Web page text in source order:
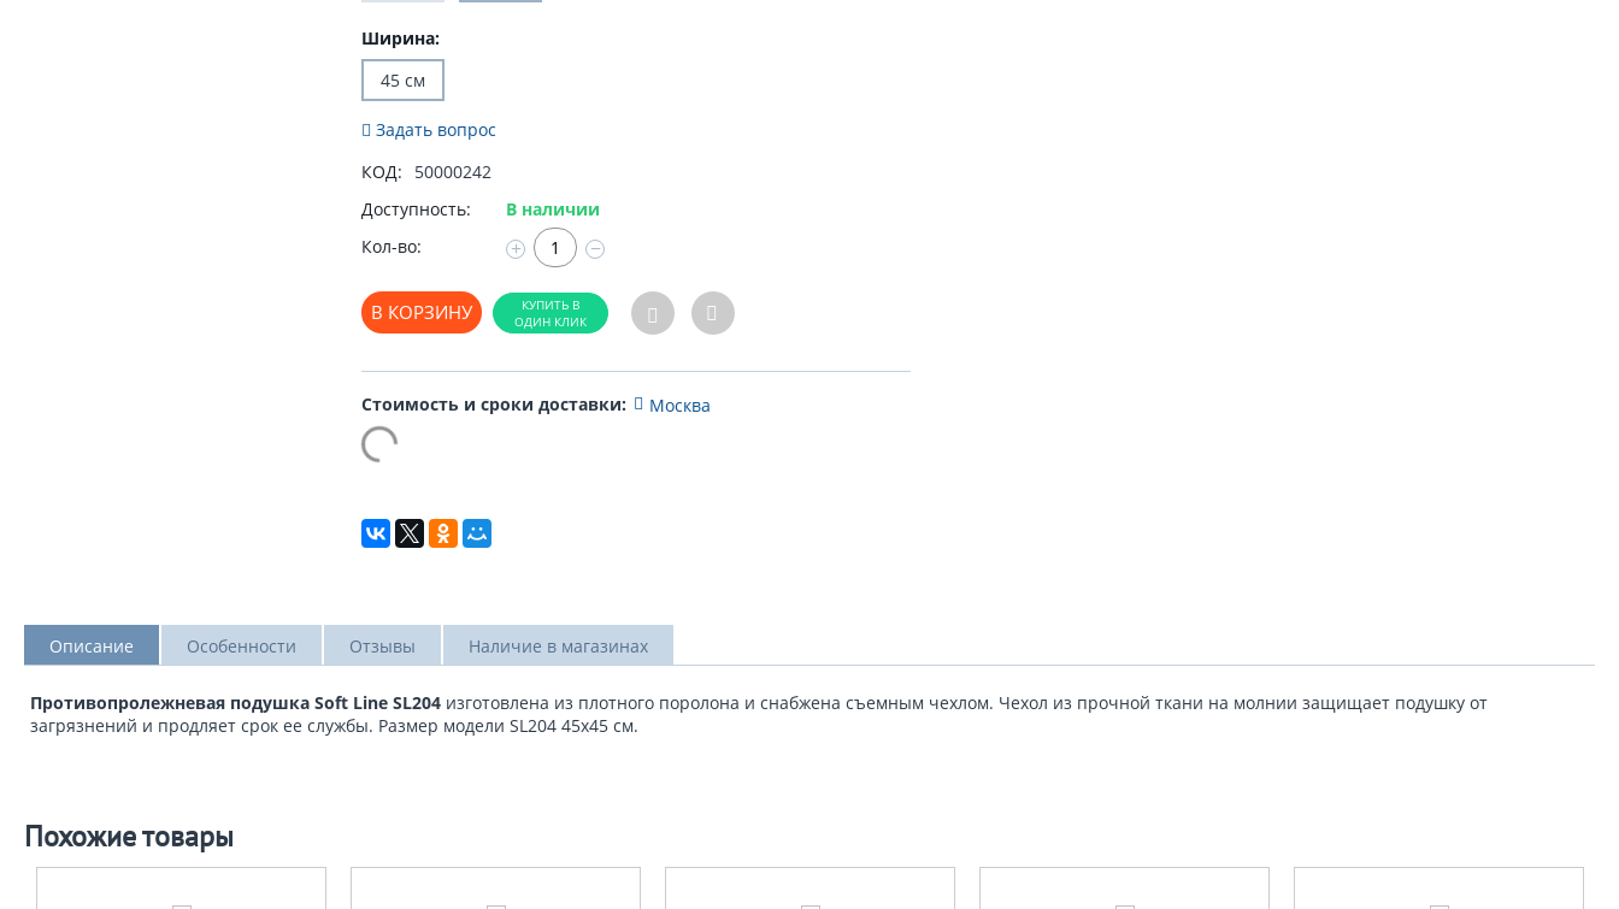
Ширина:
45 см
Задать вопрос
КОД:
50000242
Доступность:
В наличии
Кол-во:
+ −
В КОРЗИНУ
Стоимость и сроки доставки: Москва
Описание Особенности Отзывы Наличие в магазинах
Противопролежневая подушка Soft Line SL204 изготовлена из плотного поролона и снабжена съемным чехлом. Чехол из прочной ткани на молнии защищает подушку от
загрязнений и продляет срок ее службы. Размер модели SL204 45х45 см.
Похожие товары